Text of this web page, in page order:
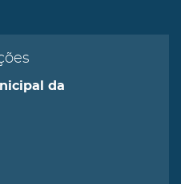
da